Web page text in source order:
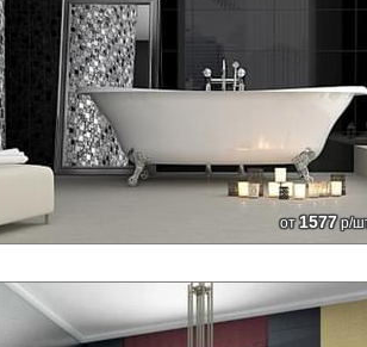
от1577р/